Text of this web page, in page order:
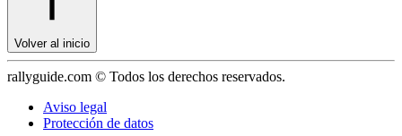
Volver al inicio
rallyguide.com © Todos los derechos reservados.
Aviso legal
Protección de datos